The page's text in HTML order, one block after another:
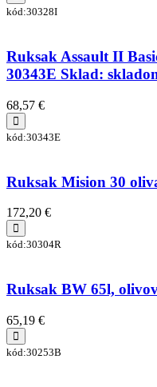
kód:30328I
Ruksak Assault II
30343E Sklad:
68,57 €
kód:30343E
Ruksak Mision 30
172,20 €
kód:30304R
Ruksak BW 65l,
65,19 €
kód:30253B